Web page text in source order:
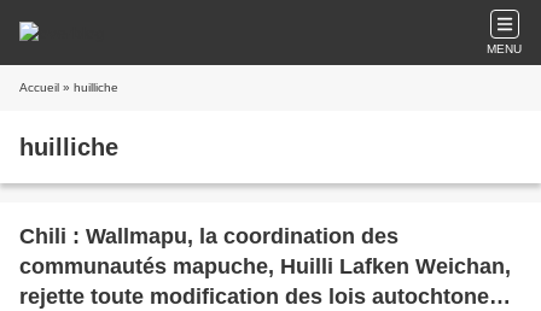
MENU
Accueil » huilliche
huilliche
Chili : Wallmapu, la coordination des
communautés mapuche, Huilli Lafken Weichan,
rejette toute modification des lois autochtones